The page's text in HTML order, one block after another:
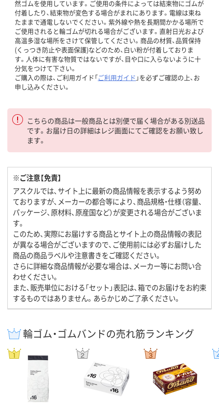
然ゴムを使用しています。ご使用の条件によっては結束物にゴムが
付着したり、結束物が変色する場合がまれにあります。電線は束ね
たままで通電しないでください。紫外線や熱を長期間かかる場所で
ご使用されると輪ゴムが切れる場合がございます。直射日光および
高温多湿な場所をさけて保管してください。商品の材質、品質保持
(くっつき防止や表面保護)などのため、白い粉が付着しておりま
す。人体に有害な物質ではないですが、目や口に入らないように十
分気をつけて下さい。
ご購入の際は、ご利用ガイド「ご利用ガイド 」を必ずご確認の上、お
申し込みください。
こちらの商品は一般商品とは別便で届く場合がある別送品
です。お届け日の詳細はレジ画面にてご確認をお願い致し
ます。
※ご注意【免責】
アスクルでは、サイト上に最新の商品情報を表示するよう努め
ておりますが、メーカーの都合等により、商品規格・仕様（容量、
パッケージ、原材料、原産国など）が変更される場合がございま
す。
このため、実際にお届けする商品とサイト上の商品情報の表記
が異なる場合がございますので、ご使用前には必ずお届けした
商品の商品ラベルや注意書きをご確認ください。
さらに詳細な商品情報が必要な場合は、メーカー等にお問い合
わせください。
また、販売単位における「セット」表記は、箱でのお届けをお約束
するものではありません。あらかじめご了承ください。
輪ゴム・ゴムバンドの売れ筋ランキング